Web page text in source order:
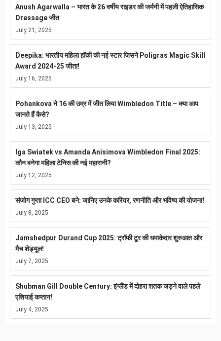
Anush Agarwalla – भारत के 26 वर्षीय राइडर की जर्मनी में पहली ऐतिहासिक
Dressage जीत
July 21, 2025
Deepika: भारतीय महिला हॉकी की नई स्टार जिसने Poligras Magic Skill
Award 2024-25 जीता!
July 16, 2025
Pohankova ने 16 की उम्र में जीत लिया Wimbledon Title – क्या आप
जानते हैं कैसे?
July 13, 2025
Iga Swiatek vs Amanda Anisimova Wimbledon Final 2025:
कौन बनेगा महिला टेनिस की नई महारानी?
July 12, 2025
संजोग गुप्ता ICC CEO बने: जानिए उनके करियर, रणनीति और भविष्य की योजना!
July 8, 2025
Jamshedpur Durand Cup 2025: ट्रॉफी टूर की धमाकेदार शुरुआत और
मैच शेड्यूल!
July 7, 2025
Shubman Gill Double Century: इंग्लैंड में दोहरा शतक जड़ने वाले पहले
एशियाई कप्तान!
July 4, 2025